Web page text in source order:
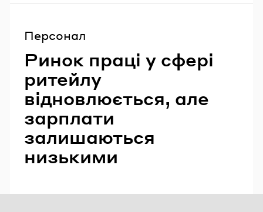
Персонал
Ринок праці у сфері
ритейлу
відновлюється, але
зарплати
залишаються
низькими